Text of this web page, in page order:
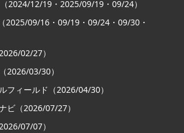
2024/12/19・2025/09/19・09/24）
2025/09/16・09/19・09/24・09/30・
02/27）
2026/03/30）
フィールド（2026/04/30）
ビ（2026/07/27）
07/07）